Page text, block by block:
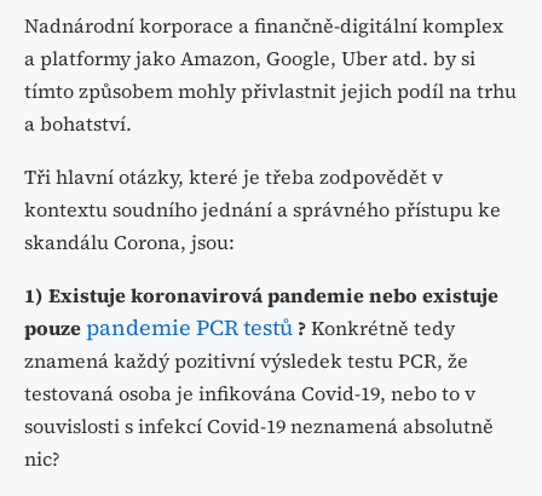
Nadnárodní korporace a finančně-digitální komplex
a platformy jako Amazon, Google, Uber atd. by si
tímto způsobem mohly přivlastnit jejich podíl na trhu
a bohatství.
Tři hlavní otázky, které je třeba zodpovědět v
kontextu soudního jednání a správného přístupu ke
skandálu Corona, jsou:
1) Existuje koronavirová pandemie nebo existuje
pouzepandemie PCR testů ?Konkrétně tedy
znamená každý pozitivní výsledek testu PCR, že
testovaná osoba je infikována Covid-19, nebo to v
souvislosti s infekcí Covid-19 neznamená absolutně
nic?